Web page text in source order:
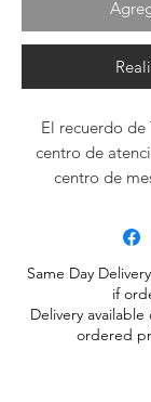
El recuerdo de
centro de
centro de
bayas, piñas
Same Day
if
Delivery
ordered